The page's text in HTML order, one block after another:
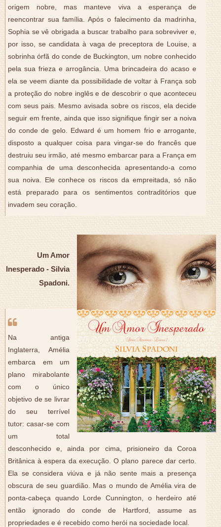
origem nobre, mas manteve viva a esperança de
reencontrar sua família. Após o falecimento da madrinha,
Sophia se vê obrigada a buscar trabalho para sobreviver e,
por isso, se candidata à vaga de preceptora de Louise, a
sobrinha órfã do conde de Buckington, um nobre conhecido
pela sua frieza e arrogância. Uma brincadeira do acaso e
ela se veem diante da possibilidade de voltar à França sob
a proteção do nobre inglês e de descobrir o que aconteceu
com seus pais. Mesmo avisada sobre os riscos, ela decide
seguir em frente, ainda que isso signifique fingir ser a noiva
do conde de gelo. Edward é um homem frio e arrogante,
disposto a qualquer coisa para vingar-se do francês que
destruiu seu irmão, até mesmo embarcar para a França em
companhia de uma desconhecida apresentando-a como
sua noiva. Ele conhece os riscos da empreitada, só não
está preparado para os sentimentos contraditórios que
invadem seu coração.
Um Amor
Inesperado - Silvia
Spadoni.
Na antiga
Inglaterra, Amélia
embarca em um
plano mirabolante
com o único
objetivo de se livrar
do seu terrível
tutor: casar-se com
um total
desconhecido e, ainda por cima, prisioneiro da Coroa
Britânica à espera da execução. O plano parece dar certo.
Ela se considera viúva e já não sente mais a presença
obscura de seu guardião. Mas o mundo de Amélia vira de
ponta-cabeça quando Lorde Cunnington, o herdeiro até
então ignorado do conde de Hartford, assume as
propriedades e é recebido como herói na sociedade local.